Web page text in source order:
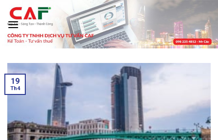
Skip
content
19
Th4